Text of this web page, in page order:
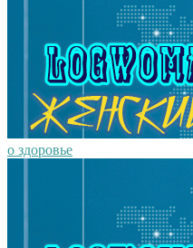
о здоровье